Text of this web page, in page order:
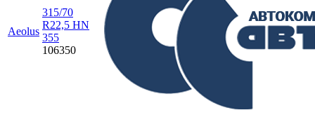
Aeolus
315/70
R22,5 HN
355
106350